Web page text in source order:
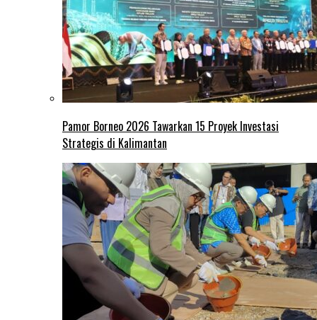
Pamor Borneo 2026 Tawarkan 15 Proyek Investasi
Strategis di Kalimantan